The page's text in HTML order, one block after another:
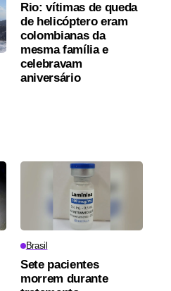
Rio: vítimas de queda
de helicóptero eram
colombianas da
mesma família e
celebravam
aniversário
Brasil
Sete pacientes
morrem durante